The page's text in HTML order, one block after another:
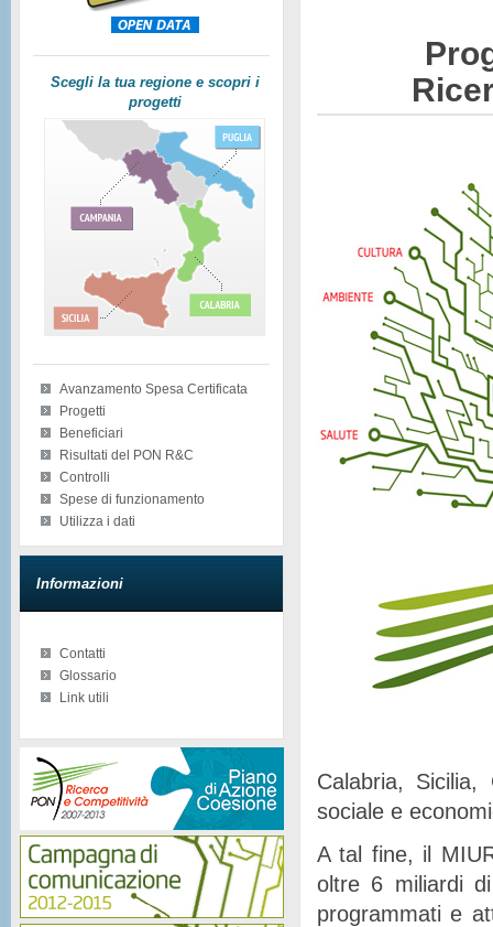
Scegli la tua regione e scopri i
progetti
Avanzamento Spesa Certificata
Progetti
Beneficiari
Risultati del PON R&C
Controlli
Spese di funzionamento
Utilizza i dati
Informazioni
Contatti
Glossario
Link utili
Calabria, Sicilia,
sociale e
A tal fine, il
oltre 6 miliardi
programmati e